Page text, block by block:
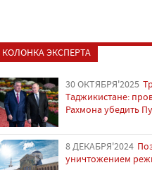
КОЛОНКА ЭКСПЕРТА
30 ОКТЯБРЯ'2025
Таджикистане:
Рахмона убедить
8 ДЕКАБРЯ'2024
уничтожением